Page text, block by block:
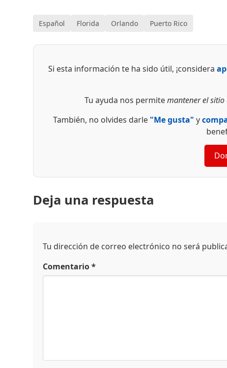
Español Florida Orlando Puerto Rico
Si esta información te ha sido útil, ¡considera
Tu ayuda nos permitemantener el sitio
También, no olvides darle "Me gusta" y
Deja una respuesta
Tu dirección de correo electrónico no será
Comentario*